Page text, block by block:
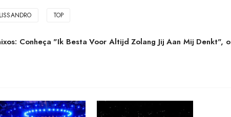
LISSANDRO TOP
Conheça "Ik Besta Voor Altijd Zolang Jij Aan Mij Denkt", o